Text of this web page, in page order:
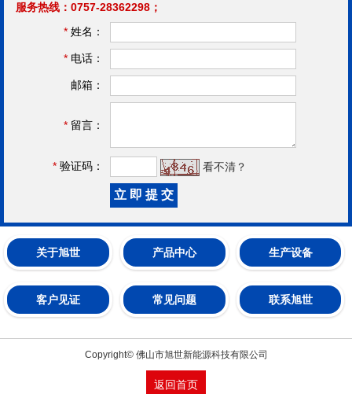
服务热线：0757-28362298；
* 姓名：
* 电话：
邮箱：
* 留言：
* 验证码： 看不清？
关于旭世 产品中心 生产设备
客户见证 常见问题 联系旭世
Copyright© 佛山市旭世新能源科技有限公司
返回首页